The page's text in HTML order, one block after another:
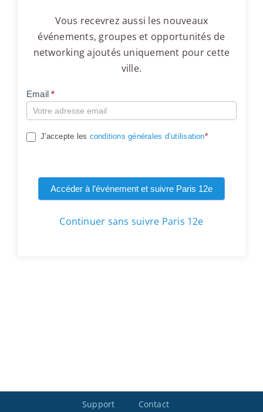
Vous recevrez aussi les nouveaux
événements, groupes et opportunités de
networking ajoutés uniquement pour cette
ville.
Compte
Email*
J'accepte les conditions générales d’utilisation*
Accéder à l’événement et suivre Paris 12e
Continuer sans suivre Paris 12e
Support Contact